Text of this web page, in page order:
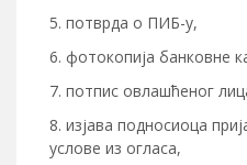
потврда о ПИБ-у,
фотокопија банковне
потпис овлашћеног
изјава подносиоца
услове из огласа,